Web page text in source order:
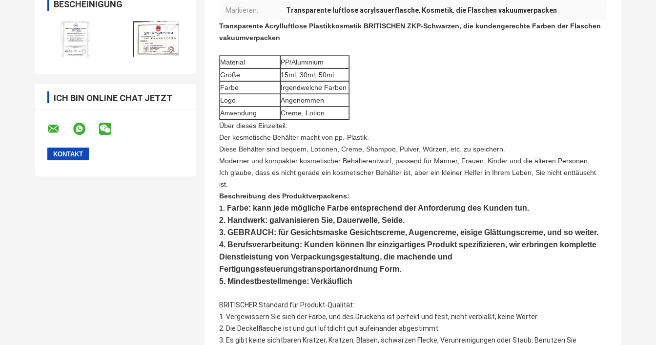
BESCHEINIGUNG
ICH BIN ONLINE CHAT JETZT
Markieren: Transparente luftlose acrylsauerflasche, Kosmetik, die Flaschen vakuumverpacken
Transparente Acrylluftlose Plastikkosmetik BRITISCHEN ZKP-Schwarzen, die kundengerechte Farben der Flaschen
vakuumverpacken
Material
PP/Aluminium
Größe
15ml, 30ml, 50ml
Farbe
Irgendwelche Farben
Logo
Angenommen
Anwendung
Creme, Lotion
Über dieses Einzelteil:
Der kosmetische Behälter macht von pp.-Plastik.
Diese Behälter sind bequem, Lotionen, Creme, Shampoo, Pulver, Würzen, etc. zu speichern.
Moderner und kompakter kosmetischer Behälterentwurf, passend für Männer, Frauen, Kinder und die älteren Personen,
Ich glaube, dass es nicht gerade ein kosmetischer Behälter ist, aber ein kleiner Helfer in Ihrem Leben, Sie nicht enttäuscht
ist.
Beschreibung des Produktverpackens:
1. Farbe: kann jede mögliche Farbe entsprechend der Anforderung des Kunden tun.
2. Handwerk: galvanisieren Sie, Dauerwelle, Seide.
3. GEBRAUCH: für Gesichtsmaske Gesichtscreme, Augencreme, eisige Glättungscreme, und so weiter.
4. Berufsverarbeitung: Kunden können Ihr einzigartiges Produkt spezifizieren, wir erbringen komplette
Dienstleistung von Verpackungsgestaltung, die machende und
Fertigungssteuerungstransportanordnung Form.
5. Mindestbestellmenge: Verkäuflich
BRITISCHER Standard für Produkt-Qualität:
1. Vergewissern Sie sich der Farbe, und des Druckens ist perfekt und fest, nicht verblaßt, keine Wörter.
2. Die Deckelflasche ist und gut luftdicht gut aufeinander abgestimmt.
3. Es gibt keine sichtbaren Kratzer, Kratzen, Blasen, schwarzen Flecke, Verunreinigungen oder Staub. Benutzen Sie